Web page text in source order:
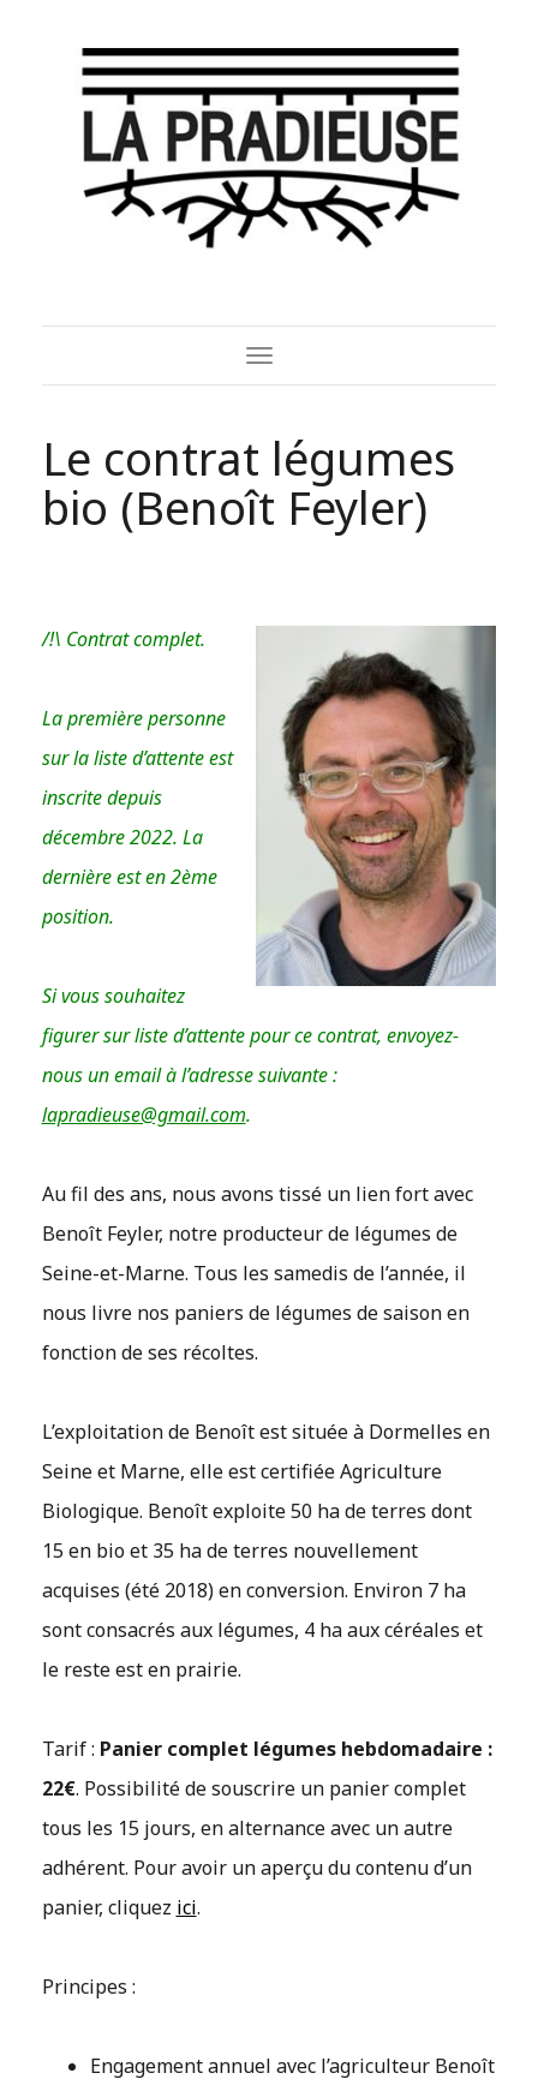
Toggle
Navigation
Le contrat légumes
bio (Benoît Feyler)
/!\ Contrat complet.
La première personne
sur la liste d’attente est
inscrite depuis
décembre 2022. La
dernière est en 2ème
position.
Si vous souhaitez
figurer sur liste d’attente pour ce contrat, envoyez-
nous un email à l’adresse suivante :
lapradieuse@gmail.com.
Au fil des ans, nous avons tissé un lien fort avec
Benoît Feyler, notre producteur de légumes de
Seine-et-Marne. Tous les samedis de l’année, il
nous livre nos paniers de légumes de saison en
fonction de ses récoltes.
L’exploitation de Benoît est située à Dormelles en
Seine et Marne, elle est certifiée Agriculture
Biologique. Benoît exploite 50 ha de terres dont
15 en bio et 35 ha de terres nouvellement
acquises (été 2018) en conversion. Environ 7 ha
sont consacrés aux légumes, 4 ha aux céréales et
le reste est en prairie.
Tarif : Panier complet légumes hebdomadaire :
22€. Possibilité de souscrire un panier complet
tous les 15 jours, en alternance avec un autre
adhérent. Pour avoir un aperçu du contenu d’un
panier, cliquez ici.
Principes :
Engagement annuel avec l’agriculteur Benoît